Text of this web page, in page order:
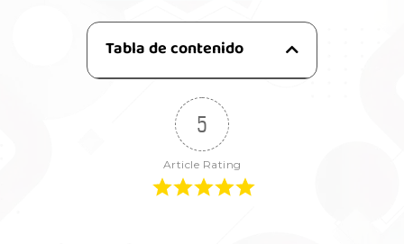
Tabla de contenido
5
Article Rating